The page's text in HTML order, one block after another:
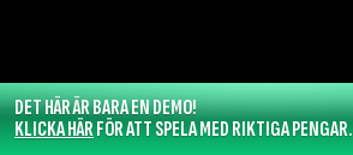
DET HÄR ÄR BARA EN DEMO!
KLICKA HÄRFÖR ATT SPELA MED RIKTIGA PENGAR.